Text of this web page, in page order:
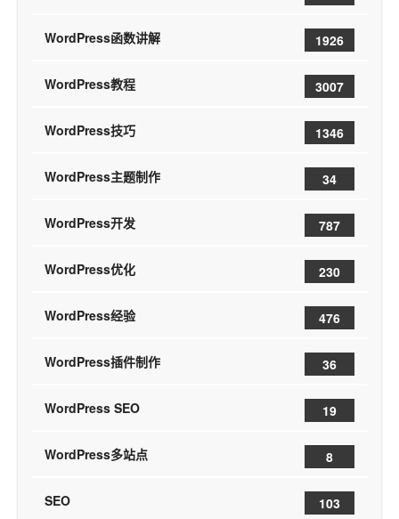
WordPress函数讲解 1926
WordPress教程 3007
WordPress技巧 1346
WordPress主题制作 34
WordPress开发 787
WordPress优化 230
WordPress经验 476
WordPress插件制作 36
WordPress SEO 19
WordPress多站点 8
SEO 103